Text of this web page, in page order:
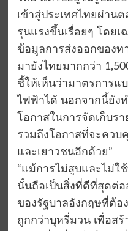
เข้าสู่ประเทศไทยผ่าน
รุนแรงขึ้นเรื่อยๆ โดย
ข้อมูลการส่งออกของท
มายังไทยมากกว่า
ชี้ให้เห็นว่ามาตรการ
ไฟฟ้าได้ นอกจากนี้ยัง
โอกาสในการจัดเก็บร
รวมถึงโอกาสที่จะคว
และเยาวชนอีกด้วย”
“แม้การไม่สูบและไม่ใ
นั้นถือเป็นสิ่งที่ดีที่สุดต่
ของรัฐบาลอังกฤษที่ต้อ
ถูกกว่าบุหรี่มวน เพื่อสร้